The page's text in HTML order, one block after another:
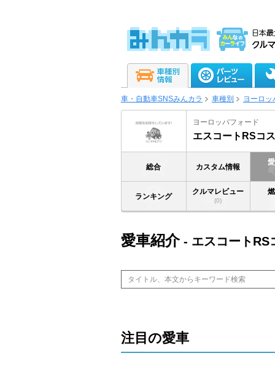
車・自動車SNSみんカラ 車種別 ヨーロッ
ヨーロッパフォード
エスコートRSコ
総合 カスタム情報
ランキング
クルマレビュー
(0)
愛車紹介- エスコートRS
注目の愛車